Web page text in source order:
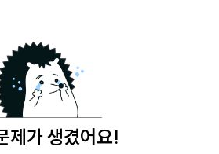
제가 생겼어요!